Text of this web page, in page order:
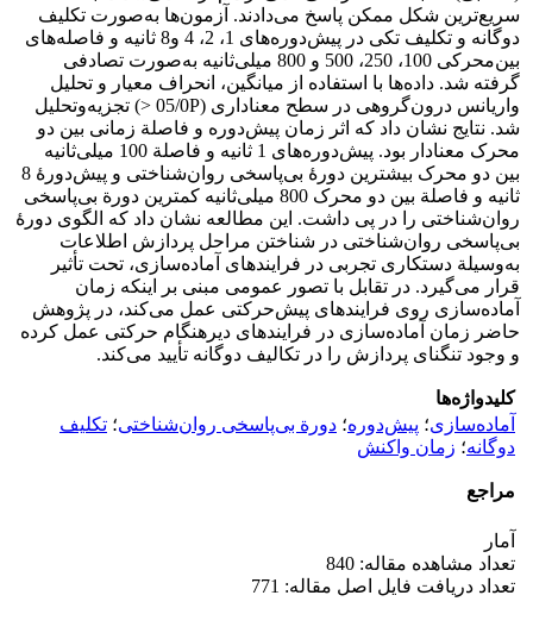
سریع‌ترین شکل ممکن پاسخ می‌دادند. آزمون‌ها به‌صورت تکلیف
دوگانه و تکلیف تکی در پیش‌دوره‌های 1، 2، 4 و8 ثانیه و فاصله‌های
بین‌محرکی 100، 250، 500 و 800 میلی‌ثانیه به‌صورت تصادفی
گرفته شد. داده‌ها با استفاده از میانگین، انحراف معیار و تحلیل
واریانس درون‌گروهی در سطح معنا‌داری (05/0P <) تجزیه‌وتحلیل
شد. نتایج نشان داد که اثر زمان پیش‌دوره و فاصلة زمانی بین دو
محرک معنادار بود. پیش‌دوره‌های 1 ثانیه و فاصلة 100 میلی‌ثانیه
بین دو محرک بیشترین دورۀ بی‌پاسخی روان‌شناختی و پیش‌دورۀ 8
ثانیه و فاصلة بین دو محرک 800 میلی‌ثانیه کمترین دورة بی‌پاسخی
روان‌شناختی را در پی داشت. این مطالعه نشان داد که الگوی دورۀ
بی‌پاسخی روان‌شناختی در شناختن مراحل پردازش اطلاعات
به‌وسیلة دستکاری تجربی در فرایندهای آماده‌سازی، تحت تأثیر
قرار می‌گیرد. در تقابل با تصور عمومی مبنی بر اینکه زمان
آماده‌سازی روی فرایندهای پیش‌حرکتی عمل می‌کند، در پژوهش
حاضر زمان آماده‌سازی در فرایندهای دیرهنگام حرکتی عمل کرده
و وجود تنگنای پردازش را در تکالیف دوگانه تأیید می‌کند.
کلیدواژه‌ها
آماده‌سازی؛ پیش‌دوره؛ دورة بی‌پاسخی ‌روان‌شناختی؛ تکلیف
دوگانه؛ زمان واکنش
مراجع
آمار
تعداد مشاهده مقاله: 840
تعداد دریافت فایل اصل مقاله: 771